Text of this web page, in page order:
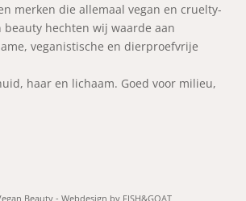
merken die allemaal vegan en cruelty-
beauty hechten wij waarde aan
veganistische en dierproefvrije
haar en lichaam. Goed voor milieu,
Beauty - Webdesign by FISH&GOAT